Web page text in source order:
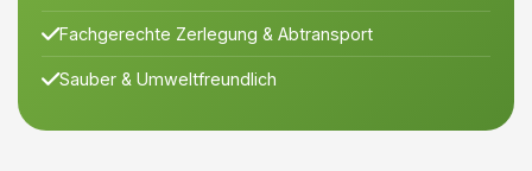
Fachgerechte Zerlegung & Abtransport
Sauber & Umweltfreundlich